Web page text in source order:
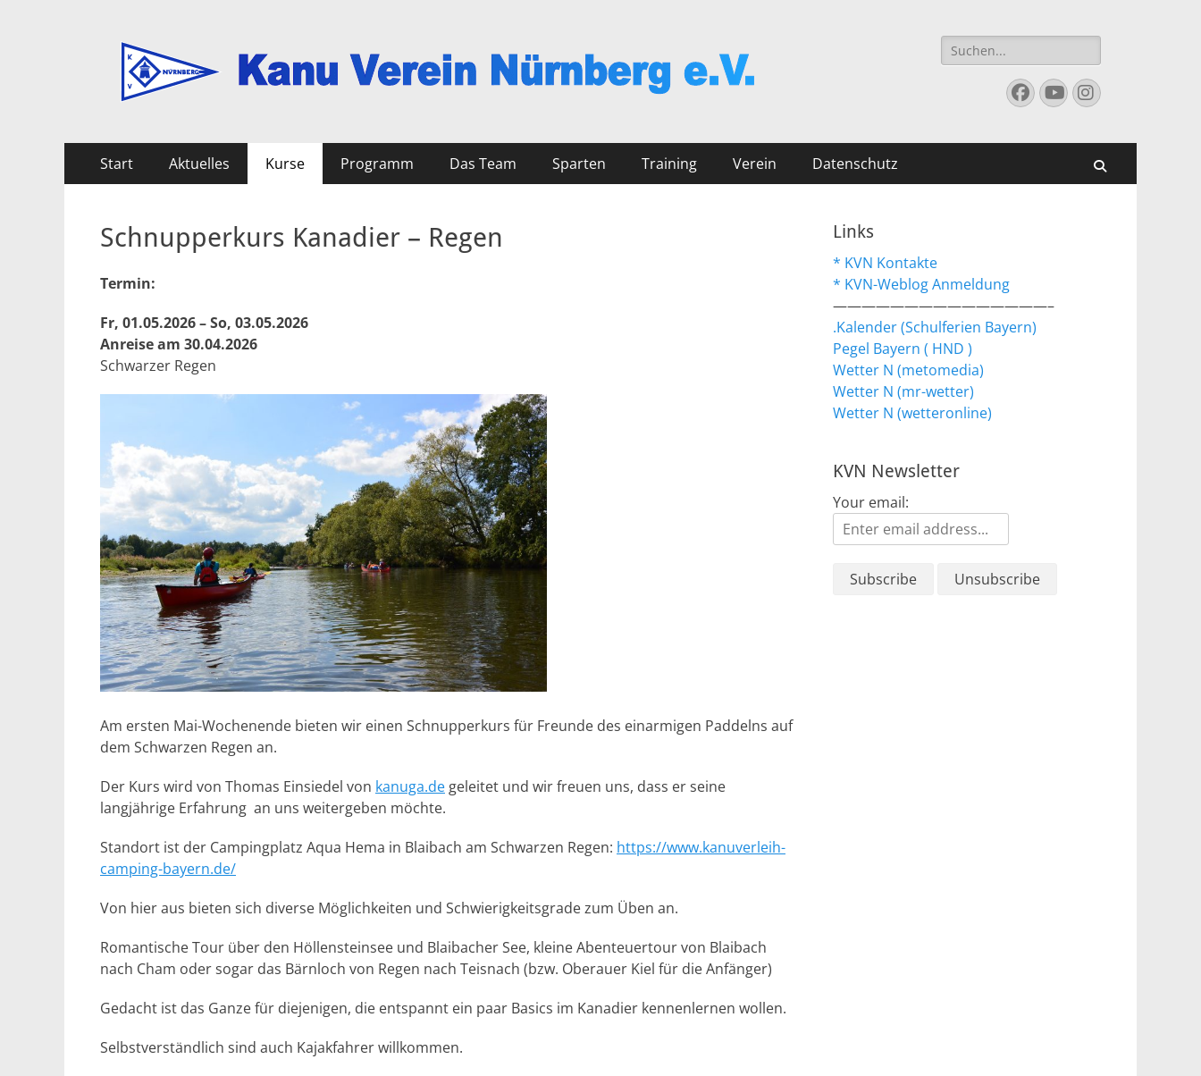
Kanu Verein Nuernberg
Suchen
nach:
Facebook
YouTube
Instagram
Primäres
Menü
Inhalt
Start Aktuelles Kurse Programm Das Team Sparten Training Verein Datenschutz
Schnupperkurs Kanadier – Regen
Termin:
Fr, 01.05.2026 – So, 03.05.2026
Anreise am 30.04.2026
Schwarzer Regen
Am ersten Mai-Wochenende bieten wir einen Schnupperkurs für Freunde des einarmigen Paddelns auf
dem Schwarzen Regen an.
Der Kurs wird von Thomas Einsiedel von kanuga.de geleitet und wir freuen uns, dass er seine
langjährige Erfahrung an uns weitergeben möchte.
Standort ist der Campingplatz Aqua Hema in Blaibach am Schwarzen Regen: https://www.kanuverleih-
camping-bayern.de/
Von hier aus bieten sich diverse Möglichkeiten und Schwierigkeitsgrade zum Üben an.
Romantische Tour über den Höllensteinsee und Blaibacher See, kleine Abenteuertour von Blaibach
nach Cham oder sogar das Bärnloch von Regen nach Teisnach (bzw. Oberauer Kiel für die Anfänger)
Gedacht ist das Ganze für diejenigen, die entspannt ein paar Basics im Kanadier kennenlernen wollen.
Selbstverständlich sind auch Kajakfahrer willkommen.
Links
* KVN Kontakte
* KVN-Weblog Anmeldung
———————————————–
.Kalender (Schulferien Bayern)
Pegel Bayern ( HND )
Wetter N (metomedia)
Wetter N (mr-wetter)
Wetter N (wetteronline)
KVN Newsletter
Your email: